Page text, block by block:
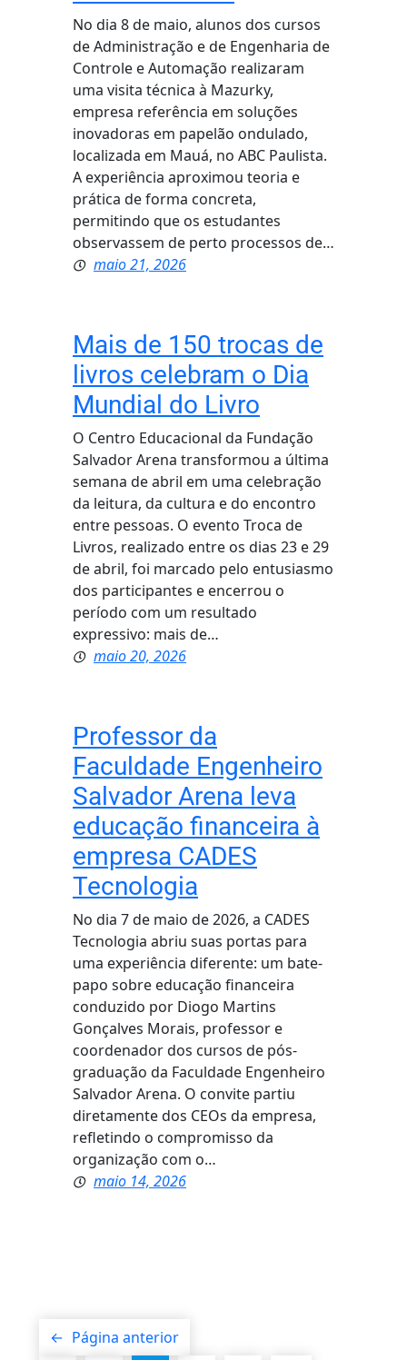
No dia 8 de maio, alunos dos cursos
de Administração e de Engenharia de
Controle e Automação realizaram
uma visita técnica à Mazurky,
empresa referência em soluções
inovadoras em papelão ondulado,
localizada em Mauá, no ABC Paulista.
A experiência aproximou teoria e
prática de forma concreta,
permitindo que os estudantes
observassem de perto processos de…
maio 21, 2026
Mais de 150 trocas de
livros celebram o Dia
Mundial do Livro
O Centro Educacional da Fundação
Salvador Arena transformou a última
semana de abril em uma celebração
da leitura, da cultura e do encontro
entre pessoas. O evento Troca de
Livros, realizado entre os dias 23 e 29
de abril, foi marcado pelo entusiasmo
dos participantes e encerrou o
período com um resultado
expressivo: mais de…
maio 20, 2026
Professor da
Faculdade Engenheiro
Salvador Arena leva
educação financeira à
empresa CADES
Tecnologia
No dia 7 de maio de 2026, a CADES
Tecnologia abriu suas portas para
uma experiência diferente: um bate-
papo sobre educação financeira
conduzido por Diogo Martins
Gonçalves Morais, professor e
coordenador dos cursos de pós-
graduação da Faculdade Engenheiro
Salvador Arena. O convite partiu
diretamente dos CEOs da empresa,
refletindo o compromisso da
organização com o…
maio 14, 2026
← Página anterior